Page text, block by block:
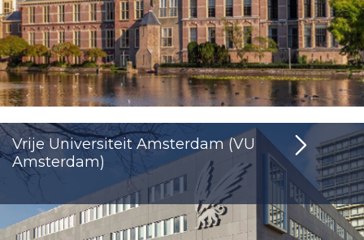
Vrije Universiteit Amsterdam (VU
Amsterdam)